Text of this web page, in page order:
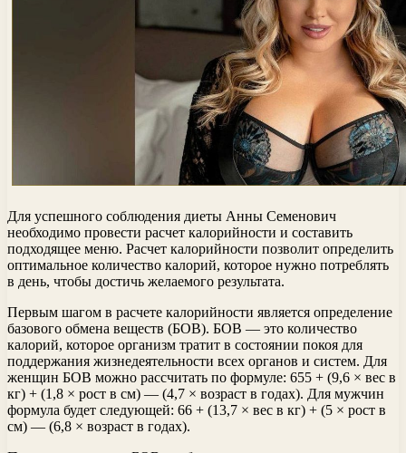
Для успешного соблюдения диеты Анны Семенович
необходимо провести расчет калорийности и составить
подходящее меню. Расчет калорийности позволит определить
оптимальное количество калорий, которое нужно потреблять
в день, чтобы достичь желаемого результата.
Первым шагом в расчете калорийности является определение
базового обмена веществ (БОВ). БОВ — это количество
калорий, которое организм тратит в состоянии покоя для
поддержания жизнедеятельности всех органов и систем. Для
женщин БОВ можно рассчитать по формуле: 655 + (9,6 × вес в
кг) + (1,8 × рост в см) — (4,7 × возраст в годах). Для мужчин
формула будет следующей: 66 + (13,7 × вес в кг) + (5 × рост в
см) — (6,8 × возраст в годах).